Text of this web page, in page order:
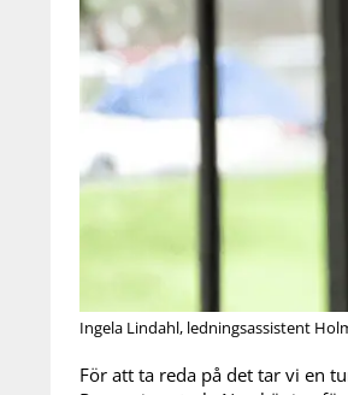
Ingela Lindahl, ledningsassistent
För att ta reda på det tar vi en